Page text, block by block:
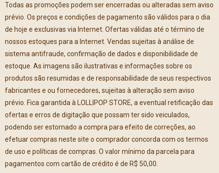
Todas as promoções podem ser encerradas ou alteradas sem aviso
prévio. Os preços e condições de pagamento são válidos para o dia
de hoje e exclusivas via Internet. Ofertas válidas até o término de
nossos estoques para a Internet. Vendas sujeitas à análise de
sistema antifraude, confirmação de dados e disponibilidade de
estoque. As imagens são ilustrativas e informações sobre os
produtos são resumidas e de responsabilidade de seus respectivos
fabricantes e ou fornecedores, sujeitas à alteração sem aviso
prévio. Fica garantida à LOLLIPOP STORE, a eventual retificação das
ofertas e erros de digitação que possam ter sido veiculados,
podendo ser estornado a compra para efeito de correções, ao
efetuar compras neste site o comprador concorda com os termos
de uso e políticas de compras. O valor mínimo da parcela para
pagamentos com cartão de crédito é de R$ 50,00.